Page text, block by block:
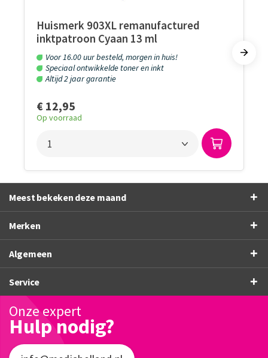
Huismerk 903XL remanufactured
inktpatroon Cyaan 13 ml
Voor 16.00 uur besteld, morgen in huis!
Speciaal ontwikkelde toner en inkt
Altijd 2 jaar garantie
€ 12,95
Op voorraad
Meest bekeken deze maand
Merken
Algemeen
Service
Onze expert
Hulp nodig?